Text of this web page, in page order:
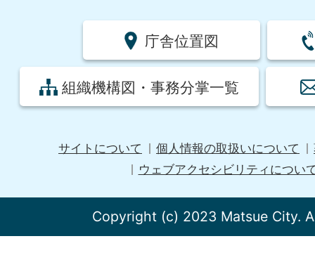
庁舎位置図
組織機構図・事務分掌一覧
サイトについて 個人情報の取扱いについて
ウェブアクセシビリティについ
Copyright (c) 2023 Matsue City.